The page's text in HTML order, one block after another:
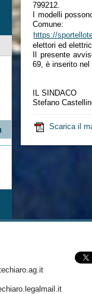
799212.
I modelli
Comune:
https://
elettori ed
Il presente
69, è inserito
IL SINDACO
Stefano
Scarica il